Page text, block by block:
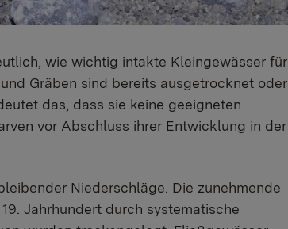
wie wichtig intakte Kleingewässer für
Gräben sind bereits ausgetrocknet oder
das, dass sie keine geeigneten
vor Abschluss ihrer Entwicklung in der
Niederschläge. Die zunehmende
Jahrhundert durch systematische